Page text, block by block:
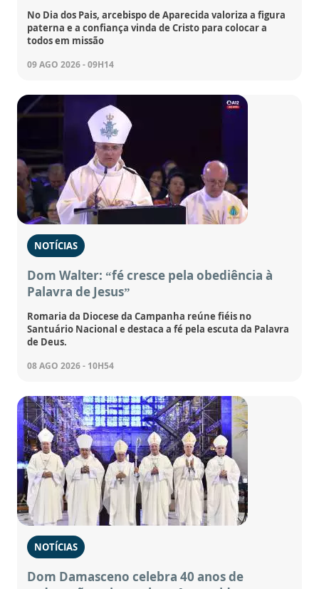
No Dia dos Pais, arcebispo de Aparecida valoriza a figura
paterna e a confiança vinda de Cristo para colocar a
todos em missão
09 AGO 2026 - 09H14
NOTÍCIAS
Dom Walter: “fé cresce pela obediência à
Palavra de Jesus”
Romaria da Diocese da Campanha reúne fiéis no
Santuário Nacional e destaca a fé pela escuta da Palavra
de Deus.
08 AGO 2026 - 10H54
NOTÍCIAS
Dom Damasceno celebra 40 anos de